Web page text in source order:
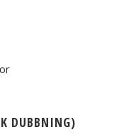
DUBBNING)